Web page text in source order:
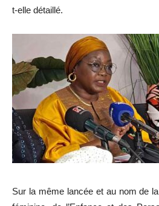
t-elle détaillé.
Sur la même lancée et au nom de